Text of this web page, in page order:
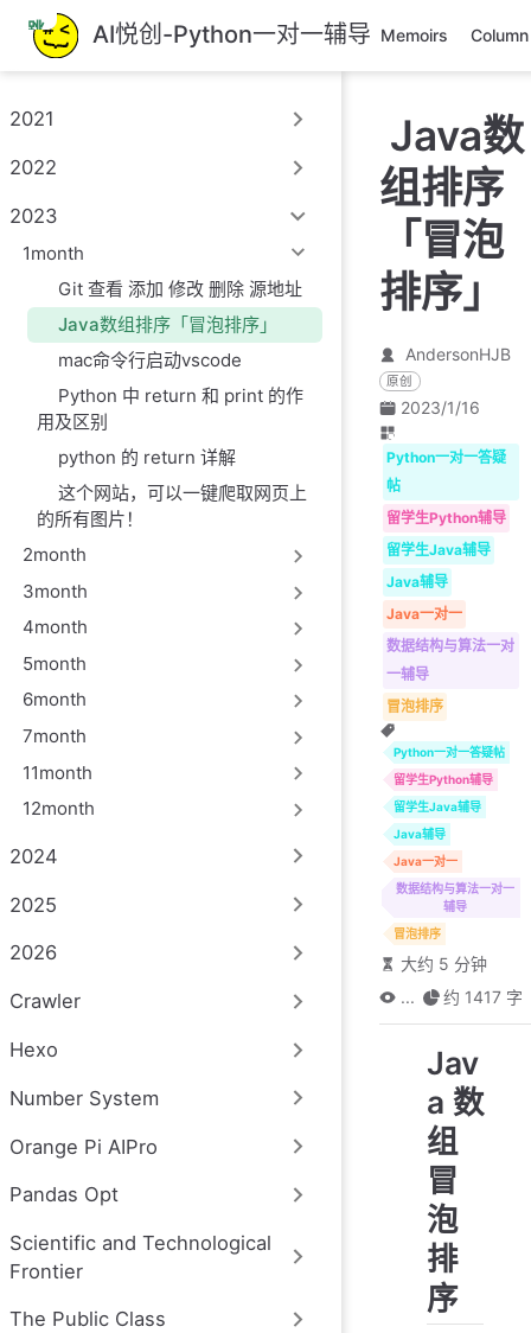
跳
至
主
內
AI悦创-Python一对一辅导 Memoirs Column
2021
2022
2023
1month
Git 查看 添加 修改 删除 源地址
Java数组排序「冒泡排序」
mac命令行启动vscode
Python 中 return 和 print 的作
用及区别
python 的 return 详解
这个网站，可以一键爬取网页上
的所有图片！
2month
3month
4month
5month
6month
7month
11month
12month
2024
2025
2026
Crawler
Hexo
Number System
Orange Pi AIPro
Pandas Opt
Scientific and Technological
Frontier
The Public Class
Java数
组排序
「冒泡
排序」
AndersonHJB
原创
2023/1/16
Python一对一答疑
帖
留学生Python辅导
留学生Java辅导
Java辅导
Java一对一
数据结构与算法一对
一辅导
冒泡排序
Python一对一答疑帖
留学生Python辅导
留学生Java辅导
Java辅导
Java一对一
数据结构与算法一对一
辅导
冒泡排序
大约 5 分钟
...
约 1417 字
Jav
a 数
组
冒
泡
排
序